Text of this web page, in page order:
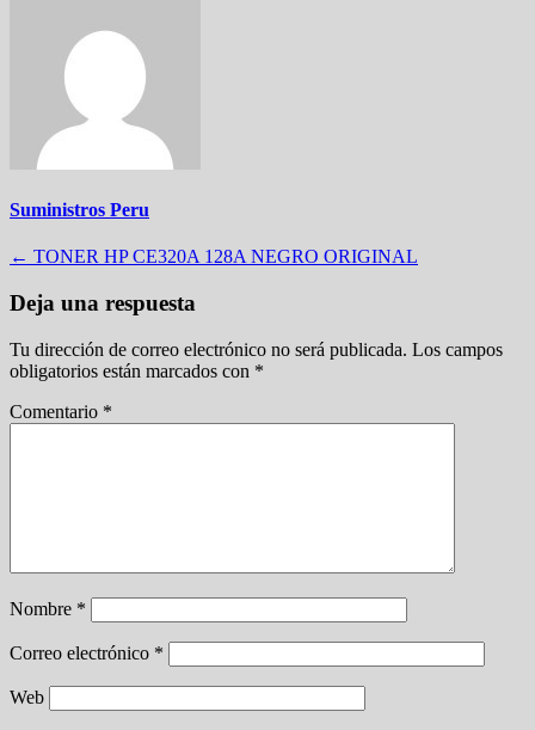
Suministros Peru
Navegación
de
entradas
← TONER HP CE320A 128A NEGRO ORIGINAL
Deja una respuesta
Tu dirección de correo electrónico no será publicada. Los campos
obligatorios están marcados con *
Comentario *
Nombre *
Correo electrónico *
Web